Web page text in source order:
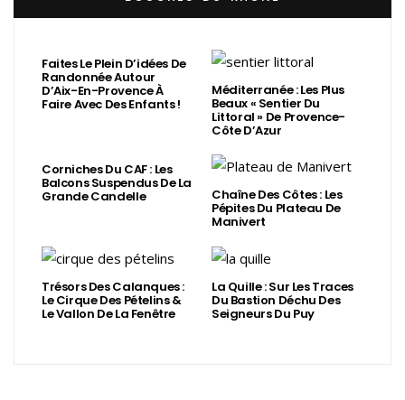
Faites Le Plein D’idées De
Randonnée Autour
D’Aix-En-Provence À
Faire Avec Des Enfants !
Méditerranée : Les Plus
Beaux « Sentier Du
Littoral » De Provence-
Côte D’Azur
Corniches Du CAF : Les
Balcons Suspendus De La
Grande Candelle Chaîne Des Côtes : Les
Pépites Du Plateau De
Manivert
Trésors Des Calanques :
Le Cirque Des Pételins &
Le Vallon De La Fenêtre
La Quille : Sur Les Traces
Du Bastion Déchu Des
Seigneurs Du Puy